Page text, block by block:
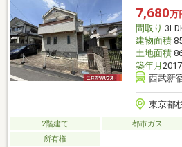
ご希望の住まい探しをお手伝いしま
細・ご相談はお気軽にお問い合わせくだ
7,680万
間取り
建物面積
土地面積
築年月
西武新
東京都
2階建て 都市ガス
所有権